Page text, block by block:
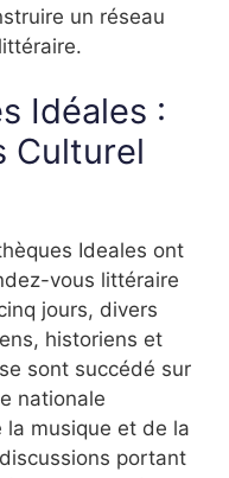
un réseau
Idéales :
Culturel
Ideales ont
vous littéraire
jours, divers
historiens et
sont succédé sur
nationale
musique et de la
portant